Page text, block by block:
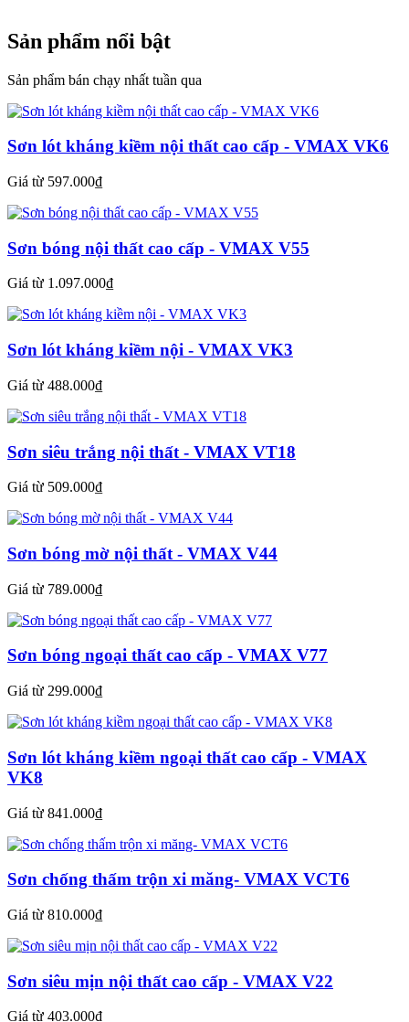
Sản phẩm nổi bật
Sản phẩm bán chạy nhất tuần qua
Sơn lót kháng kiềm nội thất cao cấp - VMAX VK6
Giá từ 597.000₫
Sơn bóng nội thất cao cấp - VMAX V55
Giá từ 1.097.000₫
Sơn lót kháng kiềm nội - VMAX VK3
Giá từ 488.000₫
Sơn siêu trắng nội thất - VMAX VT18
Giá từ 509.000₫
Sơn bóng mờ nội thất - VMAX V44
Giá từ 789.000₫
Sơn bóng ngoại thất cao cấp - VMAX V77
Giá từ 299.000₫
Sơn lót kháng kiềm ngoại thất cao cấp - VMAX
VK8
Giá từ 841.000₫
Sơn chống thấm trộn xi măng- VMAX VCT6
Giá từ 810.000₫
Sơn siêu mịn nội thất cao cấp - VMAX V22
Giá từ 403.000₫